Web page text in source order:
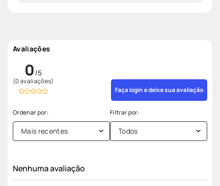
Avaliações
0
(0 avaliações)
Faça login e deixe sua avaliação
Mais recentes Todos
Nenhuma avaliação